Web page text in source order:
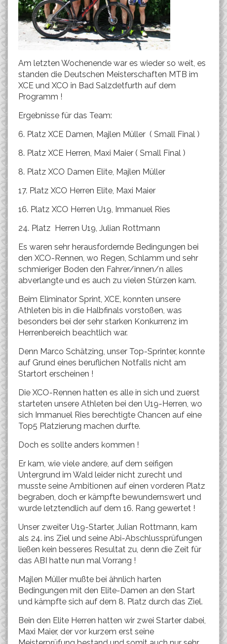
Am letzten Wochenende war es wieder so weit, es
standen die Deutschen Meisterschaften MTB im
XCE und XCO in Bad Salzdetfurth auf dem
Programm !
Ergebnisse für das Team:
6. Platz XCE Damen, Majlen Müller ( Small Final )
8. Platz XCE Herren, Maxi Maier ( Small Final )
8. Platz XCO Damen Elite, Majlen Müller
17. Platz XCO Herren Elite, Maxi Maier
16. Platz XCO Herren U19, Immanuel Ries
24. Platz Herren U19, Julian Rottmann
Es waren sehr herausfordernde Bedingungen bei
den XCO-Rennen, wo Regen, Schlamm und sehr
schmieriger Boden den Fahrer/innen/n alles
abverlangte und es auch zu vielen Stürzen kam.
Beim Eliminator Sprint, XCE, konnten unsere
Athleten bis in die Halbfinals vorstoßen, was
besonders bei der sehr starken Konkurrenz im
Herrenbereich beachtlich war.
Denn Marco Schätzing, unser Top-Sprinter, konnte
auf Grund eines beruflichen Notfalls nicht am
Startort erscheinen !
Die XCO-Rennen hatten es alle in sich und zuerst
starteten unsere Athleten bei den U19-Herren, wo
sich Immanuel Ries berechtigte Chancen auf eine
Top5 Platzierung machen durfte.
Doch es sollte anders kommen !
Er kam, wie viele andere, auf dem seifigen
Untergrund im Wald leider nicht zurecht und
musste seine Ambitionen auf einen vorderen Platz
begraben, doch er kämpfte bewundernswert und
wurde letztendlich auf dem 16. Rang gewertet !
Unser zweiter U19-Starter, Julian Rottmann, kam
als 24. ins Ziel und seine Abi-Abschlussprüfungen
ließen kein besseres Resultat zu, denn die Zeit für
das ABI hatte nun mal Vorrang !
Majlen Müller mußte bei ähnlich harten
Bedingungen mit den Elite-Damen an den Start
und kämpfte sich auf dem 8. Platz durch das Ziel.
Bein den Elite Herren hatten wir zwei Starter dabei,
Maxi Maier, der vor kurzem erst seine